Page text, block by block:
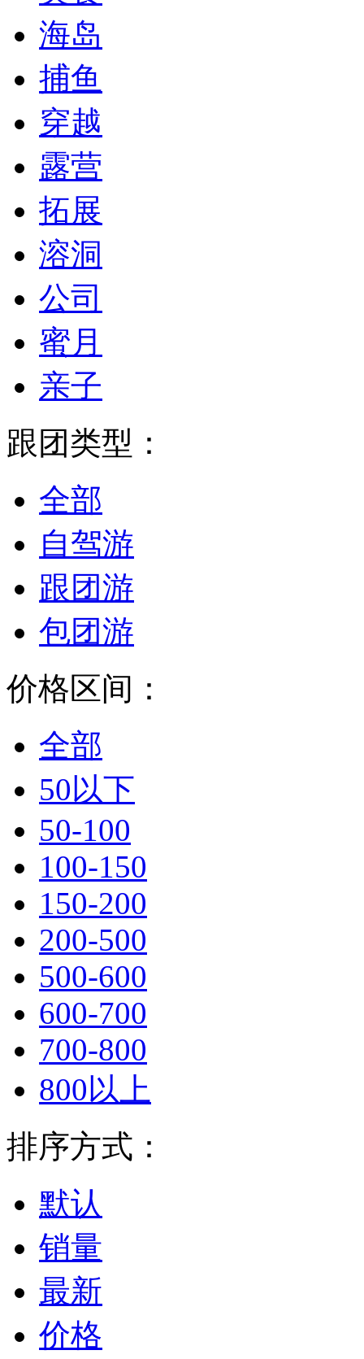
海岛
捕鱼
穿越
露营
拓展
溶洞
公司
蜜月
亲子
跟团类型：
全部
自驾游
跟团游
包团游
价格区间：
全部
50以下
50-100
100-150
150-200
200-500
500-600
600-700
700-800
800以上
排序方式：
默认
销量
最新
价格